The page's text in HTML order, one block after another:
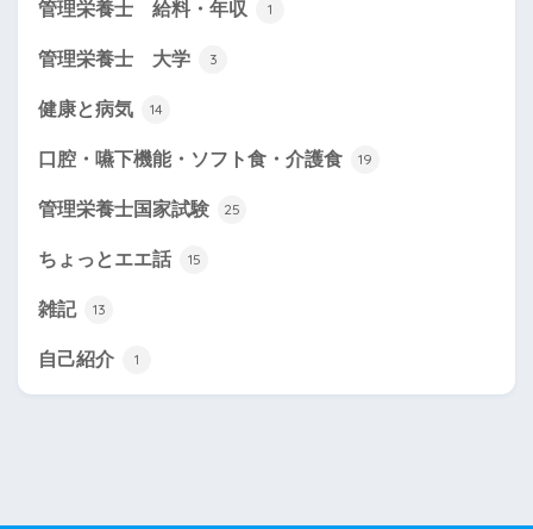
管理栄養士 給料・年収 1
管理栄養士 大学 3
健康と病気 14
口腔・嚥下機能・ソフト食・介護食 19
管理栄養士国家試験 25
ちょっとエエ話 15
雑記 13
自己紹介 1